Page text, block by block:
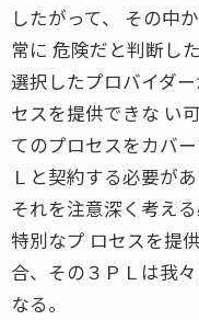
したがって、 その中
常に 危険だと判断した
選択したプロバイダ
セスを提供できな い
てのプロセスをカバ
Ｌと契約する必要があ
それを注意深く考える
特別なプ ロセスを提
合、その３ＰＬは我
なる。